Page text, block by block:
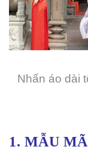
Nhấn áo dài
1. MẪU